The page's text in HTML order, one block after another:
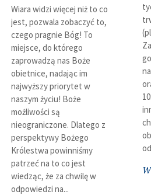
Wiara widzi więcej niż to co
jest, pozwala zobaczyć to,
czego pragnie Bóg! To
miejsce, do którego
zaprowadzą nas Boże
obietnice, nadając im
najwyższy priorytet w
naszym życiu! Boże
możliwości są
nieograniczone. Dlatego z
perspektywy Bożego
Królestwa powinniśmy
patrzeć na to co jest
wiedząc, że za chwilę w
odpowiedzi na...